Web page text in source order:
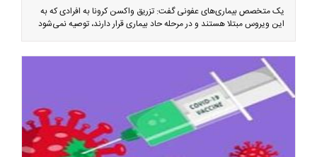
یک متخصص بیماری‌های عفونی گفت: تزریق واکسن کرونا به افرادی که به
این ویروس مبتلا هستند و در مرحله حاد بیماری قرار دارند، توصیه نمی‌شود